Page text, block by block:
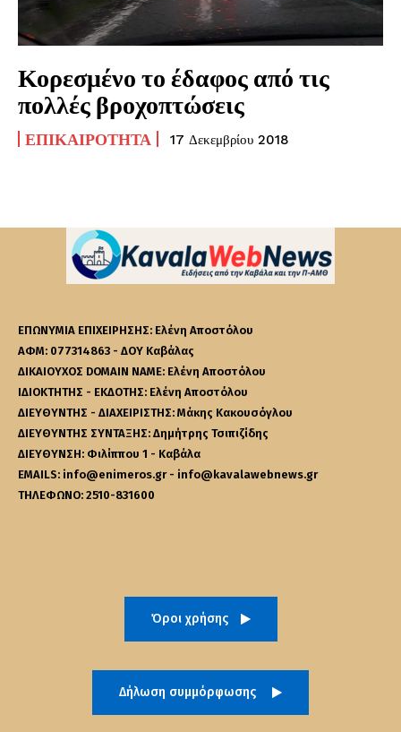
Κορεσμένο το έδαφος από τις
πολλές βροχοπτώσεις
ΕΠΙΚΑΙΡΌΤΗΤΑ 17 Δεκεμβρίου 2018
ΕΠΩΝΥΜΙΑ ΕΠΙΧΕΙΡΗΣΗΣ: Ελένη Αποστόλου
ΑΦΜ: 077314863 - ΔΟΥ Καβάλας
ΔΙΚΑΙΟΥΧΟΣ DOMAIN NAME: Ελένη Αποστόλου
ΙΔΙΟΚΤΗΤΗΣ - ΕΚΔΟΤΗΣ: Ελένη Αποστόλου
ΔΙΕΥΘΥΝΤΗΣ - ΔΙΑΧΕΙΡΙΣΤΗΣ: Μάκης Κακουσόγλου
ΔΙΕΥΘΥΝΤΗΣ ΣΥΝΤΑΞΗΣ: Δημήτρης Τσιπιζίδης
ΔΙΕΥΘΥΝΣΗ: Φιλίππου 1 - Καβάλα
EMAILS: info@enimeros.gr - info@kavalawebnews.gr
ΤΗΛΕΦΩΝΟ: 2510-831600
Όροι χρήσης
Δήλωση συμμόρφωσης